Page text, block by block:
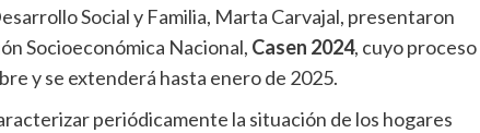
Social y Familia, Marta Carvajal, presentaron
Socioeconómica Nacional, Casen 2024, cuyo proceso
y se extenderá hasta enero de 2025.
periódicamente la situación de los hogares